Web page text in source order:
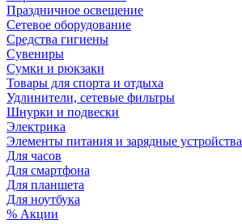
Праздничное освещение
Сетевое оборудование
Средства гигиены
Сувениры
Сумки и рюкзаки
Товары для спорта и отдыха
Удлинители, сетевые фильтры
Шнурки и подвески
Электрика
Элементы питания и зарядные устройства
Для часов
Для смартфона
Для планшета
Для ноутбука
% Акции